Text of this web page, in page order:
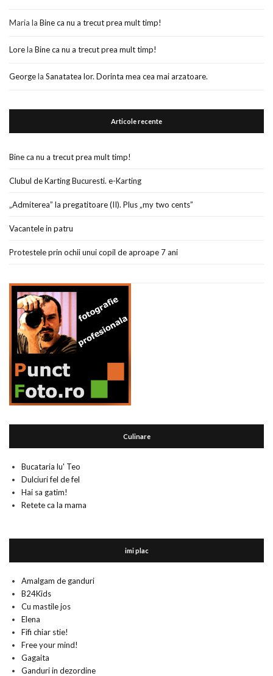
Maria la Bine ca nu a trecut prea mult timp!
Lorela Bine ca nu a trecut prea mult timp!
Georgela Sanatatea lor. Dorinta mea cea mai arzatoare.
Articole recente
Bine ca nu a trecut prea mult timp!
Clubul de Karting Bucuresti. e-Karting
„Admiterea” la pregatitoare (II). Plus „my two cents”
Vacantele in patru
Protestele prin ochii unui copil de aproape 7 ani
Culinare
Bucataria lu' Teo
Dulciuri fel de fel
Hai sa gatim!
Retete ca la mama
imi plac
Amalgam de ganduri
B24Kids
Cu mastile jos
Elena
Fifi chiar stie!
Free your mind!
Gagaita
Ganduri in dezordine